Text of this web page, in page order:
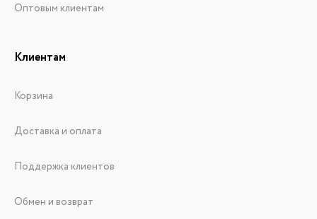
Оптовым клиентам
Клиентам
Корзина
Доставка и оплата
Поддержка клиентов
Обмен и возврат